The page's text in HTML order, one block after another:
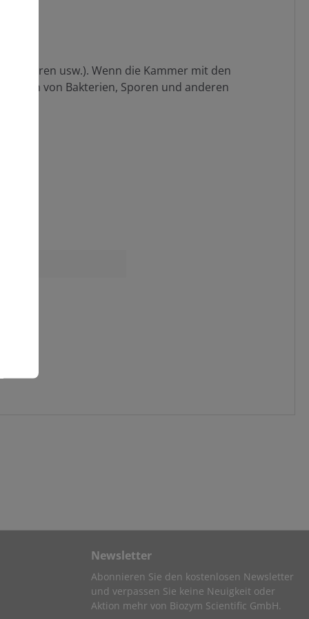
Scheren usw.). Wenn die Kammer mit den
von Bakterien, Sporen und anderen
Newsletter
Abonnieren Sie den kostenlosen Newsletter
und verpassen Sie keine Neuigkeit oder
Aktion mehr von Biozym Scientific GmbH.